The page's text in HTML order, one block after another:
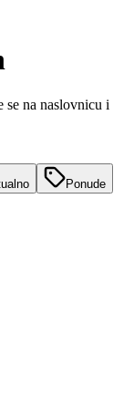
na naslovnicu i
Ponude